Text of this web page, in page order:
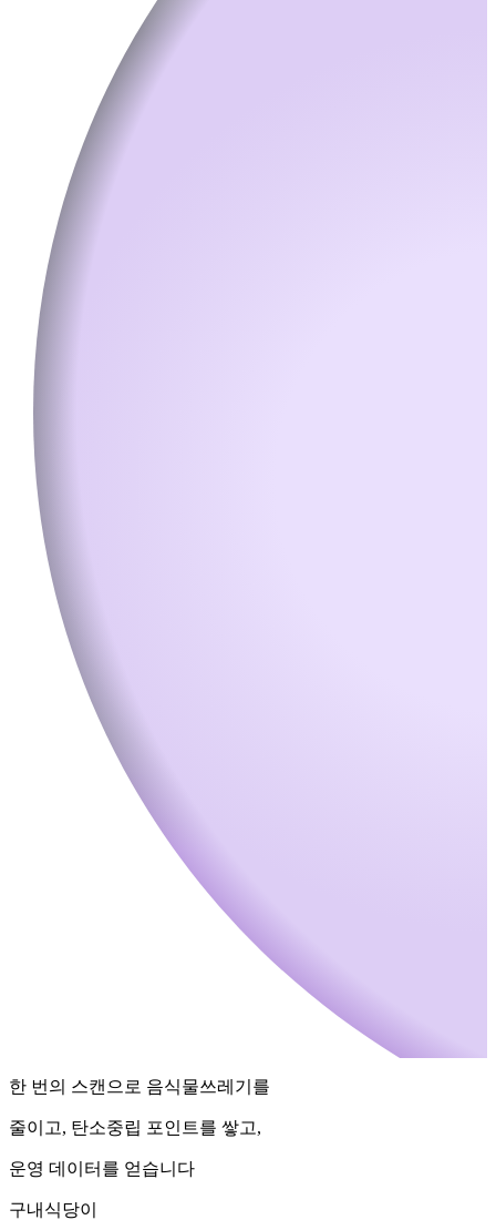
한 번의 스캔으로 음식물쓰레기를
줄이고, 탄소중립 포인트를 쌓고,
운영 데이터를 얻습니다
구내식당이
음식물쓰레기 감소율